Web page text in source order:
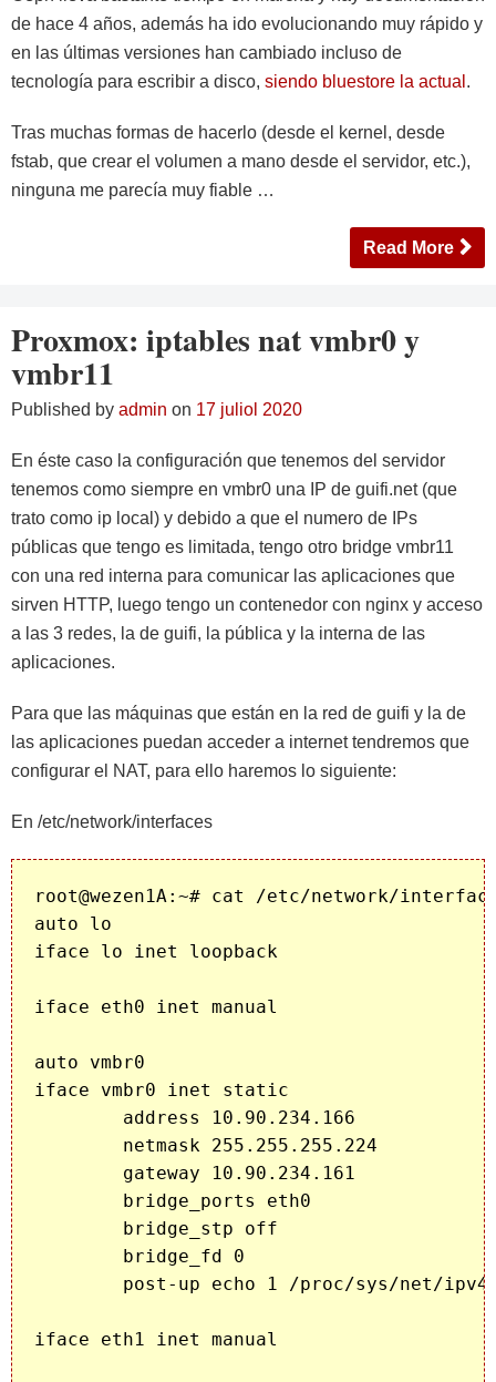
de hace 4 años, además ha ido evolucionando muy rápido y
en las últimas versiones han cambiado incluso de
tecnología para escribir a disco, siendo bluestore la actual .
Tras muchas formas de hacerlo (desde el kernel, desde
fstab, que crear el volumen a mano desde el servidor, etc.),
ninguna me parecía muy fiable …
Read More
Proxmox: iptables nat vmbr0 y
vmbr11
Published by admin on 17 juliol 2020
En éste caso la configuración que tenemos del servidor
tenemos como siempre en vmbr0 una IP de guifi.net (que
trato como ip local) y debido a que el numero de IPs
públicas que tengo es limitada, tengo otro bridge vmbr11
con una red interna para comunicar las aplicaciones que
sirven HTTP, luego tengo un contenedor con nginx y acceso
a las 3 redes, la de guifi, la pública y la interna de las
aplicaciones.
Para que las máquinas que están en la red de guifi y la de
las aplicaciones puedan acceder a internet tendremos que
configurar el NAT, para ello haremos lo siguiente:
En /etc/network/interfaces
root@wezen1A:~# cat /etc/network/
auto lo
iface lo inet loopback
iface eth0 inet manual
auto vmbr0
iface vmbr0 inet static
iface eth1 inet manual